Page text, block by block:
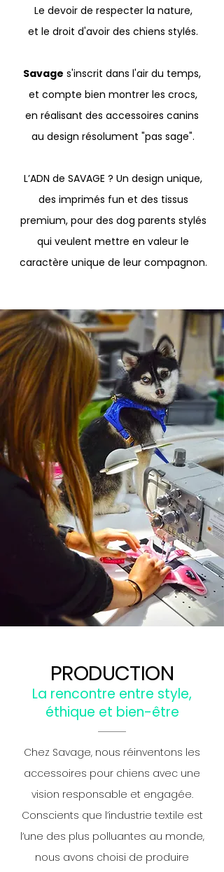
Le devoir de respecter la nature,
et le droit d'avoir des chiens stylés.
Savage s'inscrit dans l'air du temps,
et compte bien montrer les crocs,
en réalisant des accessoires canins
au design résolument "pas sage".
L’ADN de SAVAGE ? Un design unique,
des imprimés fun et des tissus
premium, pour des dog parents stylés
qui veulent mettre en valeur le
caractère unique de leur compagnon.
PRODUCTION
La rencontre entre style,
éthique et bien-être
Chez Savage, nous réinventons les
accessoires pour chiens avec une
vision responsable et engagée.
Conscients que l’industrie textile est
l’une des plus polluantes au monde,
nous avons choisi de produire